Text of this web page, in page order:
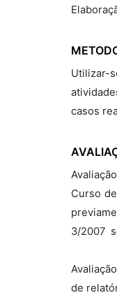
Utilizar-
casos
Curso
3/2007 
de